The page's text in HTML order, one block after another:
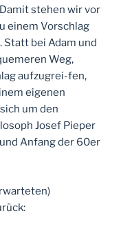
stehen wir vor
einem Vorschlag
bei Adam und
Weg,
aufzugrei-fen,
eigenen
um den
Josef Pieper
Anfang der 60er